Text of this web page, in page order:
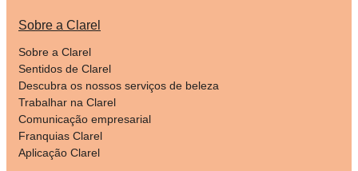
Sobre a Clarel
Sobre a Clarel
Sentidos de Clarel
Descubra os nossos serviços de beleza
Trabalhar na Clarel
Comunicação empresarial
Franquias Clarel
Aplicação Clarel